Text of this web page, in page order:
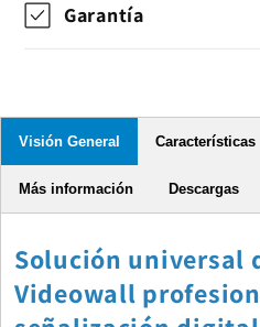
Garantía
Visión General Características
Más información Descargas
Solución universal
Videowall